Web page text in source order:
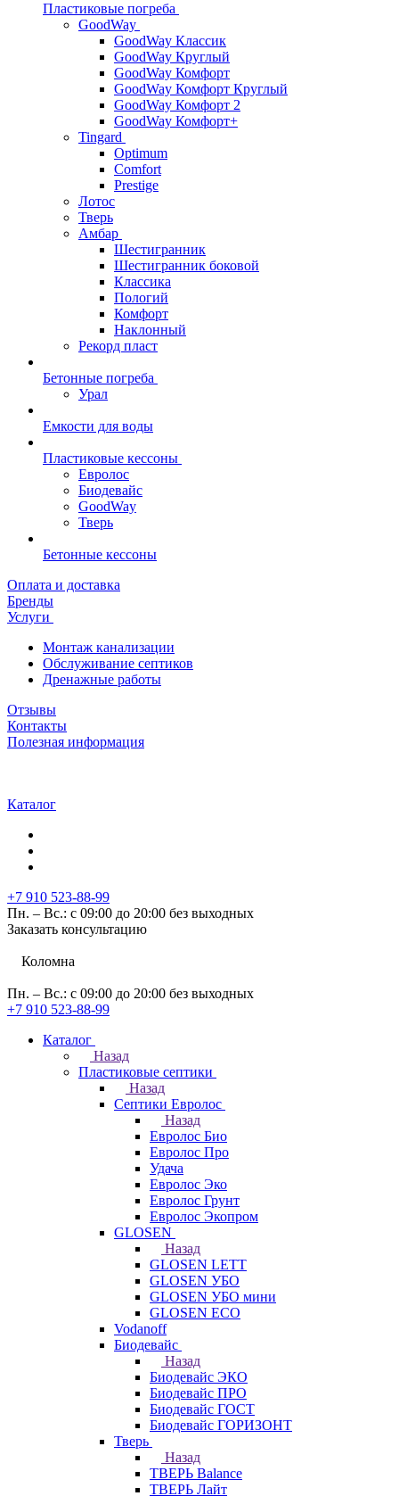
Пластиковые погреба
GoodWay
GoodWay Классик
GoodWay Круглый
GoodWay Комфорт
GoodWay Комфорт Круглый
GoodWay Комфорт 2
GoodWay Комфорт+
Tingard
Optimum
Comfort
Prestige
Лотос
Тверь
Амбар
Шестигранник
Шестигранник боковой
Классика
Пологий
Комфорт
Наклонный
Рекорд пласт
Бетонные погреба
Урал
Емкости для воды
Пластиковые кессоны
Евролос
Биодевайс
GoodWay
Тверь
Бетонные кессоны
Оплата и доставка
Бренды
Услуги
Монтаж канализации
Обслуживание септиков
Дренажные работы
Отзывы
Контакты
Полезная информация
Каталог
+7 910 523-88-99
Пн. – Вс.: с 09:00 до 20:00 без выходных
Заказать консультацию
Коломна
Пн. – Вс.: с 09:00 до 20:00 без выходных
+7 910 523-88-99
Каталог
Назад
Пластиковые септики
Назад
Септики Евролос
Назад
Евролос Био
Евролос Про
Удача
Евролос Эко
Евролос Грунт
Евролос Экопром
GLOSEN
Назад
GLOSEN LETT
GLOSEN УБО
GLOSEN УБО мини
GLOSEN ECO
Vodanoff
Биодевайс
Назад
Биодевайс ЭКО
Биодевайс ПРО
Биодевайс ГОСТ
Биодевайс ГОРИЗОНТ
Тверь
Назад
ТВЕРЬ Balance
ТВЕРЬ Лайт